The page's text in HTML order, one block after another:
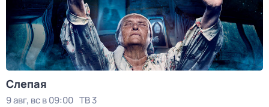
Слепая
9 авг, вс в 09:00 ТВ 3